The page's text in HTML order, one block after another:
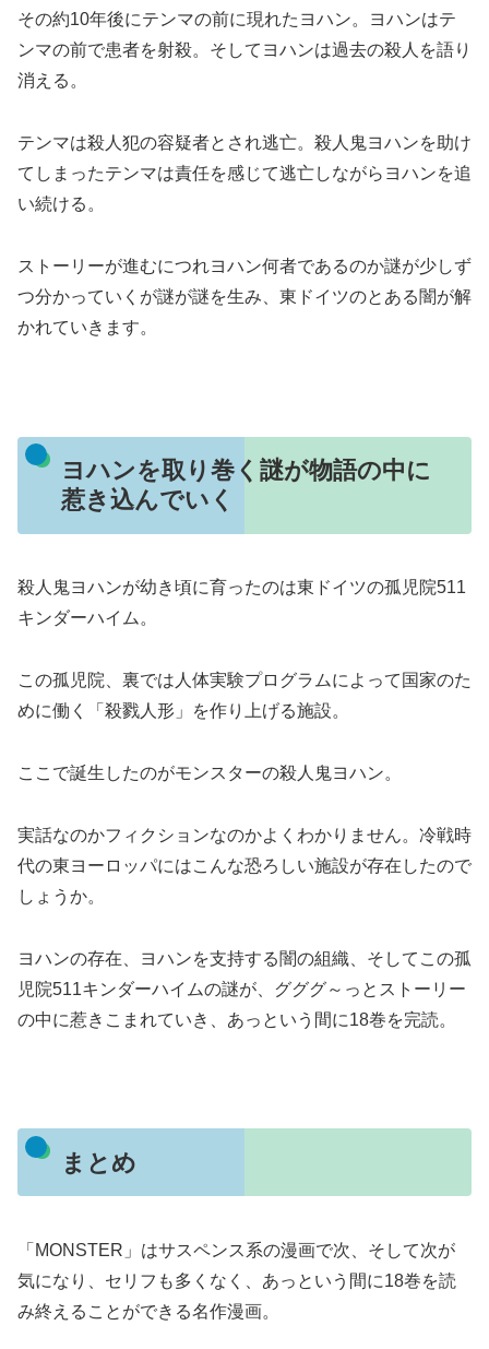
その約10年後にテンマの前に現れたヨハン。ヨハンはテ
ンマの前で患者を射殺。そしてヨハンは過去の殺人を語り
消える。
テンマは殺人犯の容疑者とされ逃亡。殺人鬼ヨハンを助け
てしまったテンマは責任を感じて逃亡しながらヨハンを追
い続ける。
ストーリーが進むにつれヨハン何者であるのか謎が少しず
つ分かっていくが謎が謎を生み、東ドイツのとある闇が解
かれていきます。
ヨハンを取り巻く謎が物語の中に
惹き込んでいく
殺人鬼ヨハンが幼き頃に育ったのは東ドイツの孤児院511
キンダーハイム。
この孤児院、裏では人体実験プログラムによって国家のた
めに働く「殺戮人形」を作り上げる施設。
ここで誕生したのがモンスターの殺人鬼ヨハン。
実話なのかフィクションなのかよくわかりません。冷戦時
代の東ヨーロッパにはこんな恐ろしい施設が存在したので
しょうか。
ヨハンの存在、ヨハンを支持する闇の組織、そしてこの孤
児院511キンダーハイムの謎が、グググ～っとストーリー
の中に惹きこまれていき、あっという間に18巻を完読。
まとめ
「MONSTER」はサスペンス系の漫画で次、そして次が
気になり、セリフも多くなく、あっという間に18巻を読
み終えることができる名作漫画。